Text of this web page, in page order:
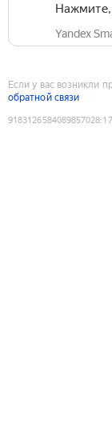
Нажмите,
Yandex
Если у вас возникли
обратной связи
9183126584089857028: